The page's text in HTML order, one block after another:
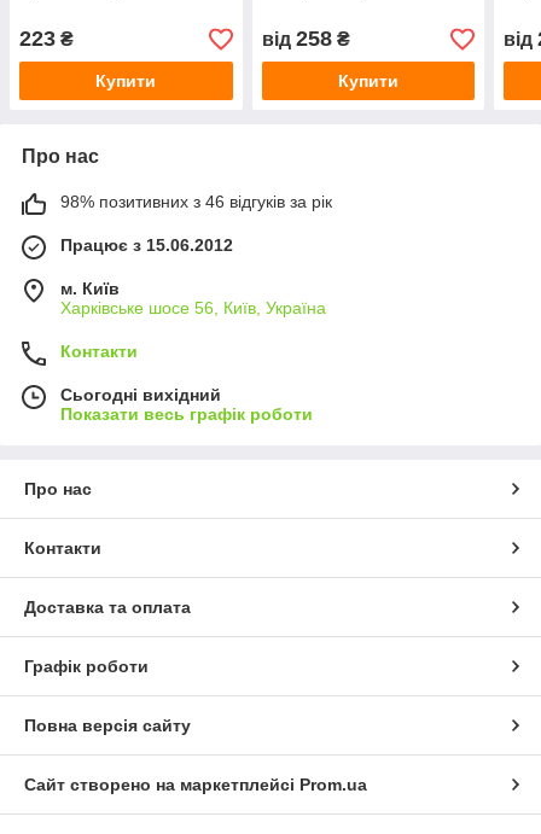
223 ₴
Купити
від 258₴
Купити
від
Про нас
98% позитивних з 46 відгуків за рік
Працює з 15.06.2012
м. Київ
Харківське шосе 56, Київ, Україна
Контакти
Сьогодні вихідний
Показати весь графік роботи
Про нас
Контакти
Доставка та оплата
Графік роботи
Повна версія сайту
Сайт створено на маркетплейсі Prom.ua